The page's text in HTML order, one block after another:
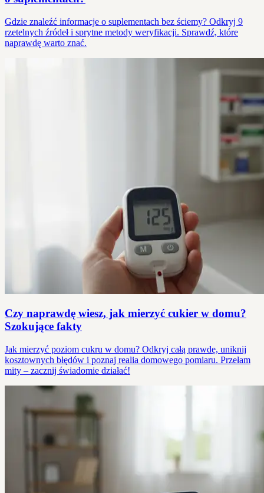
Gdzie znaleźć informacje o suplementach bez ściemy? Odkryj 9
rzetelnych źródeł i sprytne metody weryfikacji. Sprawdź, które
naprawdę warto znać.
Czy naprawdę wiesz, jak mierzyć cukier w domu?
Szokujące fakty
Jak mierzyć poziom cukru w domu? Odkryj całą prawdę, uniknij
kosztownych błędów i poznaj realia domowego pomiaru. Przełam
mity – zacznij świadomie działać!